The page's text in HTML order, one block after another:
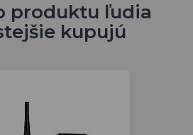
produktu ľudia
kupujú